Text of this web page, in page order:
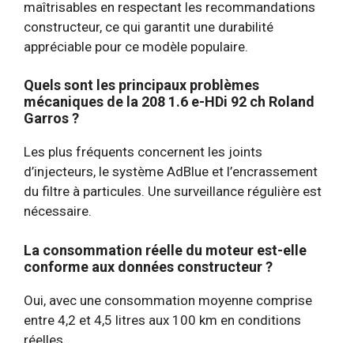
maîtrisables en respectant les recommandations
constructeur, ce qui garantit une durabilité
appréciable pour ce modèle populaire.
Quels sont les principaux problèmes
mécaniques de la 208 1.6 e-HDi 92 ch Roland
Garros ?
Les plus fréquents concernent les joints
d’injecteurs, le système AdBlue et l’encrassement
du filtre à particules. Une surveillance régulière est
nécessaire.
La consommation réelle du moteur est-elle
conforme aux données constructeur ?
Oui, avec une consommation moyenne comprise
entre 4,2 et 4,5 litres aux 100 km en conditions
réelles.